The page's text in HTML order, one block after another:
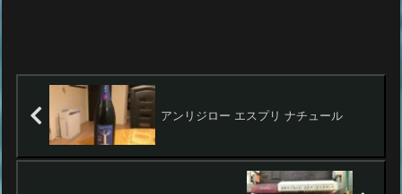
アンリジロー エスプリ ナチュール